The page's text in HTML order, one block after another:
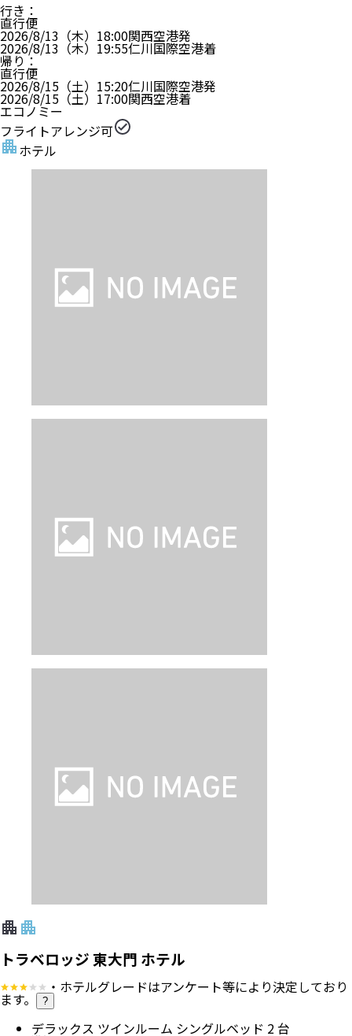
行き ：
直行便
2026/8/13（木） 18:00関西空港発
2026/8/13（木） 19:55仁川国際空港着
帰り ：
直行便
2026/8/15（土） 15:20仁川国際空港発
2026/8/15（土） 17:00関西空港着
エコノミー
フライトアレンジ可
ホテル
トラベロッジ 東大門 ホテル
・ホテルグレードはアンケート等により決定しており
ます。 ?
デラックス ツインルーム シングルベッド 2 台